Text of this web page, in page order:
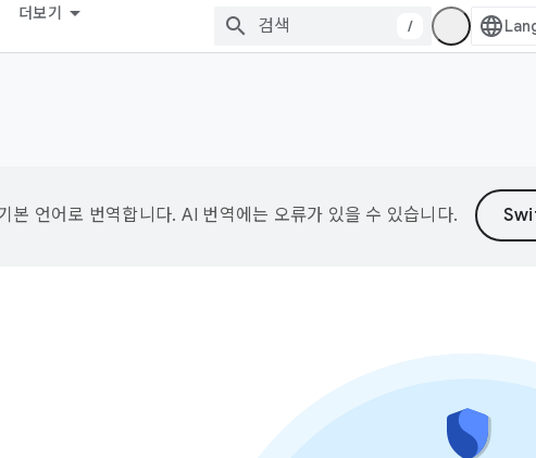
더보기
/
언어로 번역합니다. AI 번역에는 오류가 있을 수 있습니다.